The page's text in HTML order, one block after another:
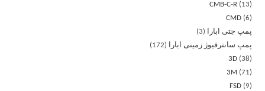
CMB-C-R
13
CMD 6
پمپ جتی ابارا
3
پمپ سانترفیوژ زمینی ابارا
172
3D 38
3M
71
FSD
9